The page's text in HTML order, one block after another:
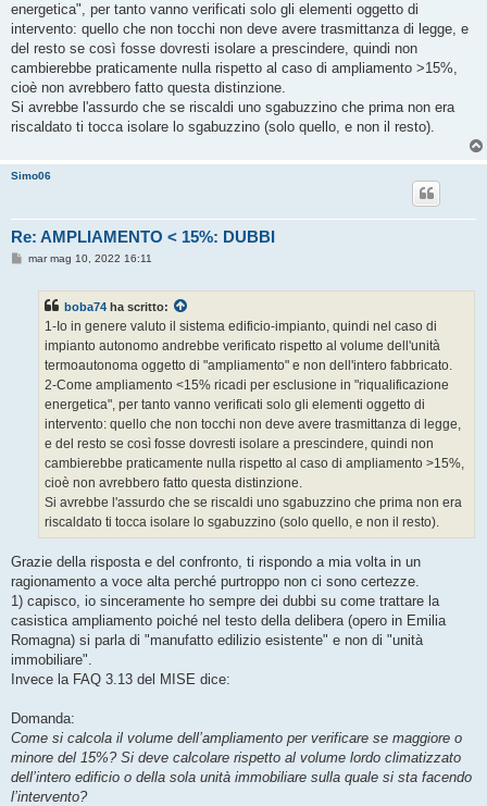
energetica", per tanto vanno verificati solo gli elementi oggetto di
intervento: quello che non tocchi non deve avere trasmittanza di legge, e
del resto se così fosse dovresti isolare a prescindere, quindi non
cambierebbe praticamente nulla rispetto al caso di ampliamento >15%,
cioè non avrebbero fatto questa distinzione.
Si avrebbe l'assurdo che se riscaldi uno sgabuzzino che prima non era
riscaldato ti tocca isolare lo sgabuzzino (solo quello, e non il resto).
Simo06
Re: AMPLIAMENTO < 15%: DUBBI
Mmar mag 10, 2022 16:11
boba74 ha scritto:
1-Io in genere valuto il sistema edificio-impianto, quindi nel caso di
impianto autonomo andrebbe verificato rispetto al volume dell'unità
termoautonoma oggetto di "ampliamento" e non dell'intero fabbricato.
2-Come ampliamento <15% ricadi per esclusione in "riqualificazione
energetica", per tanto vanno verificati solo gli elementi oggetto di
intervento: quello che non tocchi non deve avere trasmittanza di legge,
e del resto se così fosse dovresti isolare a prescindere, quindi non
cambierebbe praticamente nulla rispetto al caso di ampliamento >15%,
cioè non avrebbero fatto questa distinzione.
Si avrebbe l'assurdo che se riscaldi uno sgabuzzino che prima non era
riscaldato ti tocca isolare lo sgabuzzino (solo quello, e non il resto).
Grazie della risposta e del confronto, ti rispondo a mia volta in un
ragionamento a voce alta perché purtroppo non ci sono certezze.
1) capisco, io sinceramente ho sempre dei dubbi su come trattare la
casistica ampliamento poiché nel testo della delibera (opero in Emilia
Romagna) si parla di "manufatto edilizio esistente" e non di "unità
immobiliare".
Invece la FAQ 3.13 del MISE dice:
Domanda:
Come si calcola il volume dell’ampliamento per verificare se maggiore o
minore del 15%? Si deve calcolare rispetto al volume lordo climatizzato
dell’intero edificio o della sola unità immobiliare sulla quale si sta facendo
l’intervento?